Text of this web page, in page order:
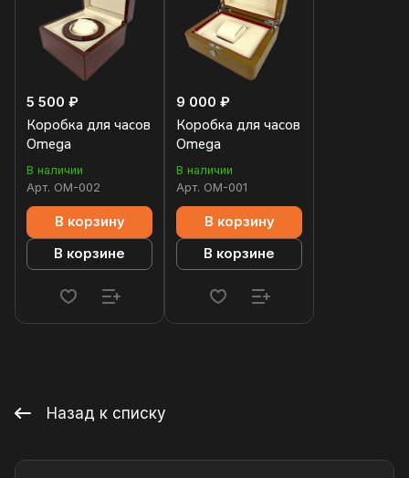
5 500 ₽
Коробка для часов
Omega
В наличии
Арт. OM-002
В корзину
В корзине
9 000 ₽
Коробка для часов
Omega
В наличии
Арт. OM-001
В корзину
В корзине
Назад к списку